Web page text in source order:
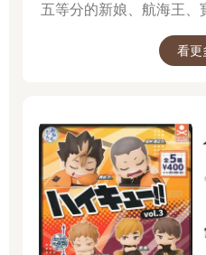
五等分的新娘、航海王、
看更